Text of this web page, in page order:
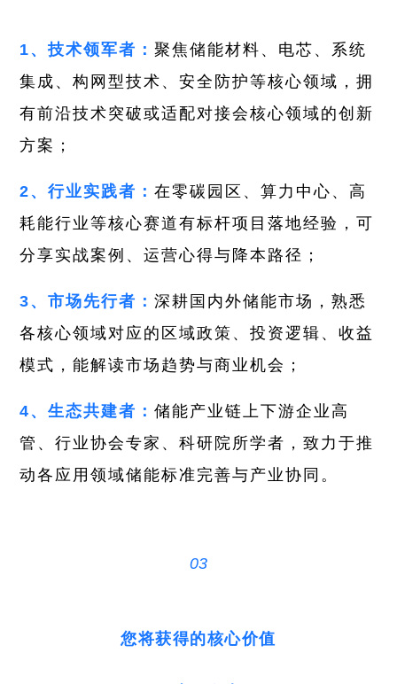
1、技术领军者： 聚焦储能材料、电芯、系统
集成、构网型技术、安全防护等核心领域，拥
有前沿技术突破或适配对接会核心领域的创新
方案；
2、行业实践者： 在零碳园区、算力中心、高
耗能行业等核心赛道有标杆项目落地经验，可
分享实战案例、运营心得与降本路径；
3、市场先行者： 深耕国内外储能市场，熟悉
各核心领域对应的区域政策、投资逻辑、收益
模式，能解读市场趋势与商业机会；
4、生态共建者： 储能产业链上下游企业高
管、行业协会专家、科研院所学者，致力于推
动各应用领域储能标准完善与产业协同。
03
您将获得的核心价值